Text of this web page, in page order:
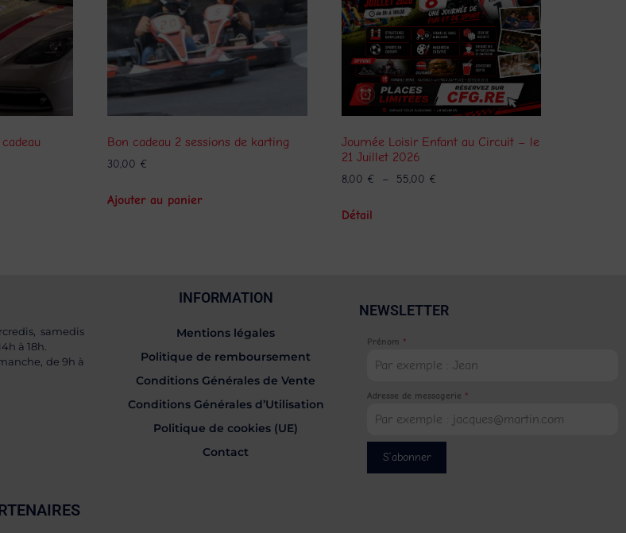
Bon cadeau 2 sessions de karting
30,00 €
Ajouter au panier
Journée Loisir Enfant au Circuit – le
21 Juillet 2026
8,00 € – 55,00 €
Détail
samedis
à 18h.
de 9h à
INFORMATION
Mentions légales
Politique de remboursement
Conditions Générales de Vente
Conditions Générales d’Utilisation
Politique de cookies (UE)
Contact
NEWSLETTER
Prénom *
Adresse de messagerie *
S’abonner